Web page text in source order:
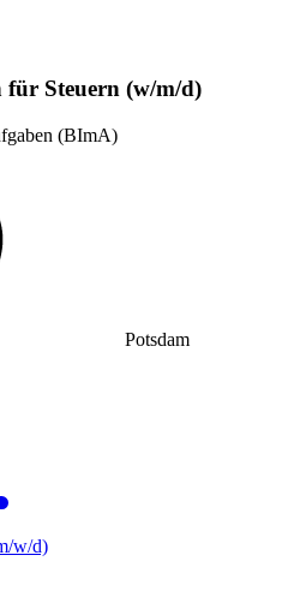
für Steuern (w/m/d)
(BImA)
Potsdam
w/d)